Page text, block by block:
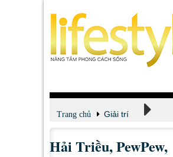
Trang chủ Giải trí
Xem - Nghe - Đọc
Hải Triều, PewPew,